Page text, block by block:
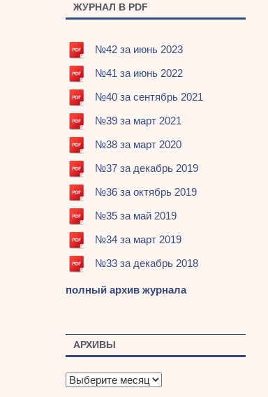
ЖУРНАЛ В PDF
№42 за июнь 2023
№41 за июнь 2022
№40 за сентябрь 2021
№39 за март 2021
№38 за март 2020
№37 за декабрь 2019
№36 за октябрь 2019
№35 за май 2019
№34 за март 2019
№33 за декабрь 2018
полный архив журнала
АРХИВЫ
А